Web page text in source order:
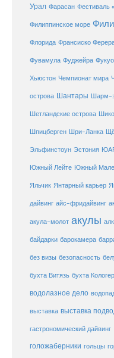
Урал Фарасан Фестиваль
Филиппинское море
Флорида Франсиско
Фувамула Фуджейра
Хьюстон Чемпионат мира
острова Шантары Шарм-
Шетландские острова
Шпицберген Шри-Ланка
Эльфинстоун Эстония
Южный Лейте Южный Мале
Яльчик Янтарный карьер
дайвинг айс-фридайвинг
акула-молот акулы
байдарки барокамера
без визы безопасность
бухта Витязь бухта
водолазное дело
выставка выставка
гастрономический дайвинг
голожаберники гольцы